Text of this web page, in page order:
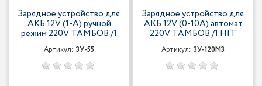
Зарядное устройство для
АКБ 12V (1-A) ручной
режим 220V ТАМБОВ /1
Артикул: ЗУ-55
Зарядное устройство для
АКБ 12V (0-10A) автомат
220V ТАМБОВ /1 HIT
Артикул: ЗУ-120М3